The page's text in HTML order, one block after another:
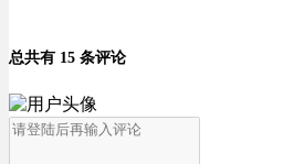
总共有 15 条评论